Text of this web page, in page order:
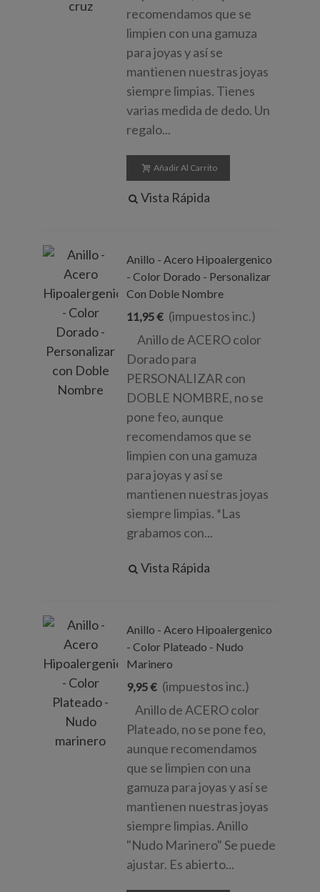
recomendamos que se
limpien con una gamuza
para joyas y así se
mantienen nuestras joyas
siempre limpias. Tienes
varias medida de dedo. Un
regalo...
Añadir Al Carrito
Vista Rápida
Anillo - Acero Hipoalergenico
- Color Dorado - Personalizar
Con Doble Nombre
11,95 € (impuestos inc.)
Anillo de ACERO color
Dorado para
PERSONALIZAR con
DOBLE NOMBRE, no se
pone feo, aunque
recomendamos que se
limpien con una gamuza
para joyas y así se
mantienen nuestras joyas
siempre limpias. *Las
grabamos con...
Vista Rápida
Anillo - Acero Hipoalergenico
- Color Plateado - Nudo
Marinero
9,95 € (impuestos inc.)
Anillo de ACERO color
Plateado, no se pone feo,
aunque recomendamos
que se limpien con una
gamuza para joyas y así se
mantienen nuestras joyas
siempre limpias. Anillo
"Nudo Marinero" Se puede
ajustar. Es abierto...